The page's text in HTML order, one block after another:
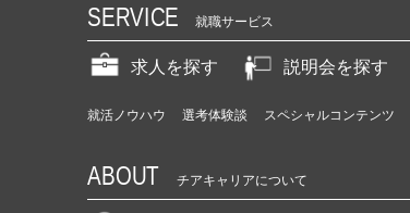
r）
SERVICE 就職サービス
求人を探す 説明会を探す
就活ノウハウ 選考体験談 スペシャルコンテンツ
ABOUT チアキャリアについて